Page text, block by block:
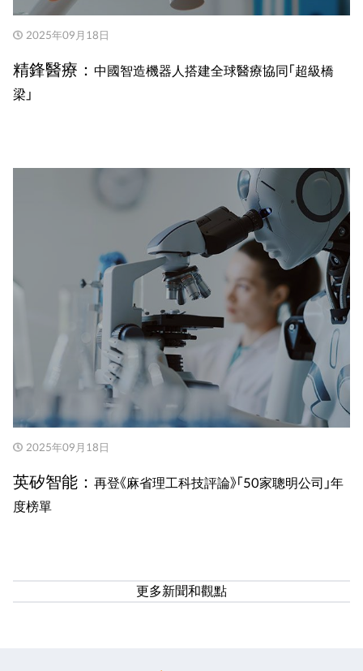
2025年09月18日
精鋒醫療： 中國智造機器人搭建全球醫療協同「超級橋
梁」
2025年09月18日
英矽智能： 再登《麻省理工科技評論》「50家聰明公司」年
度榜單
更多新聞和觀點